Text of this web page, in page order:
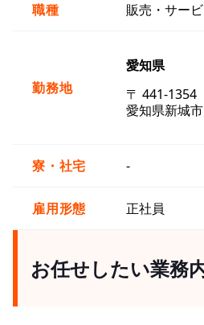
職種 販売・サー
勤務地
愛知県
〒 441-1354
愛知県新城
寮・社宅 -
雇用形態 正社員
お任せしたい業務